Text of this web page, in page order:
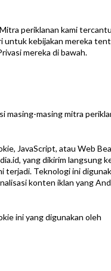
periklanan kami
untuk kebijakan mereka
mereka di bawah.
masing-masing mitra
JavaScript, atau Web
yang dikirim langsung
terjadi. Teknologi ini
konten iklan yang
ini yang digunakan oleh